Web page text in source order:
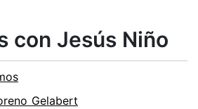
con Jesús Niño
Gelabert